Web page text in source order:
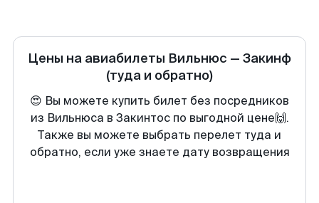
Цены на авиабилеты Вильнюс — Закинф
(туда и обратно)
😍 Вы можете купить билет без посредников
из Вильнюса в Закинтос по выгодной цене🙌.
Также вы можете выбрать перелет туда и
обратно, если уже знаете дату возвращения